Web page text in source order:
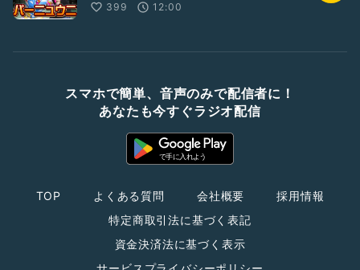
399
12:00
スマホで簡単、音声のみで配信者に！
あなたも今すぐラジオ配信
TOP よくある質問 会社概要
採用情報
特定商取引法に基づく表記
資金決済法に基づく表示